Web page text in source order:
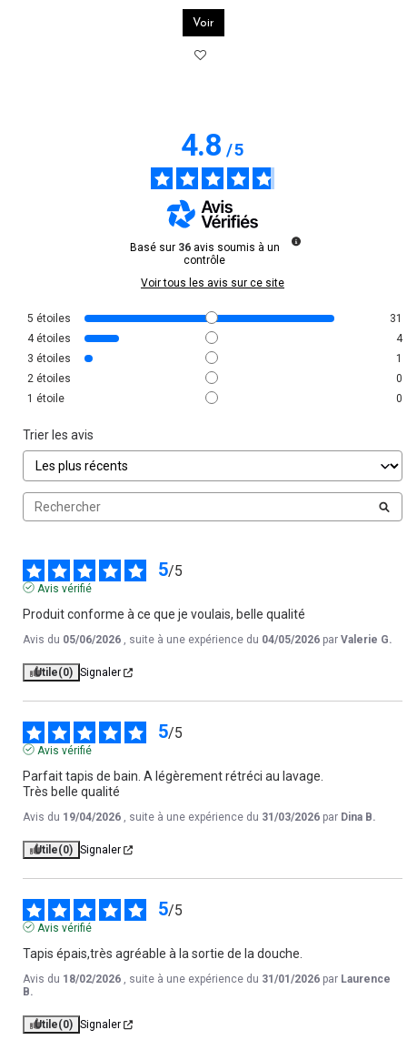
Voir
4.8/5
Basé sur 36 avis soumis à un
contrôle
Voir tous les avis sur ce site
5 étoiles
31
4 étoiles
4
3 étoiles
1
2 étoiles
0
1 étoile 0
Trier les avis
5/5
Avis vérifié
Produit conforme à ce que je voulais, belle qualité
Avis du 05/06/2026 , suite à une expérience du 04/05/2026 par Valerie G.
Utile(0) Signaler
5/5
Avis vérifié
Parfait tapis de bain. A légèrement rétréci au lavage.
Très belle qualité
Avis du 19/04/2026 , suite à une expérience du 31/03/2026 par Dina B.
Utile(0) Signaler
5/5
Avis vérifié
Tapis épais,très agréable à la sortie de la douche.
Avis du 18/02/2026 , suite à une expérience du 31/01/2026 par Laurence
B.
Utile(0) Signaler